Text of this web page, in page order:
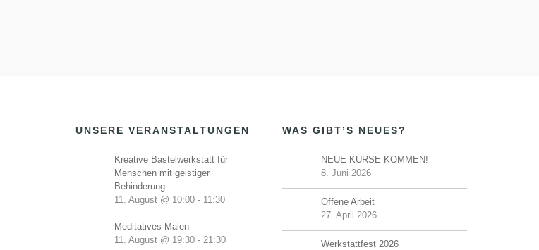
UNSERE VERANSTALTUNGEN
Kreative Bastelwerkstatt für
Menschen mit geistiger
Behinderung
11. August @ 10:00 - 11:30
Meditatives Malen
11. August @ 19:30 - 21:30
WAS GIBT’S NEUES?
NEUE KURSE KOMMEN!
8. Juni 2026
Offene Arbeit
27. April 2026
Werkstattfest 2026